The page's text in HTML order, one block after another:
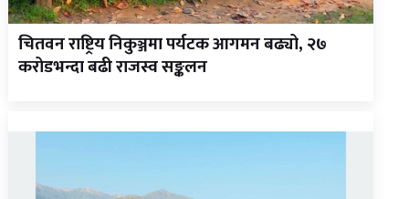
चितवन राष्ट्रिय निकुञ्जमा पर्यटक आगमन बढ्यो, २७
करोडभन्दा बढी राजस्व सङ्कलन